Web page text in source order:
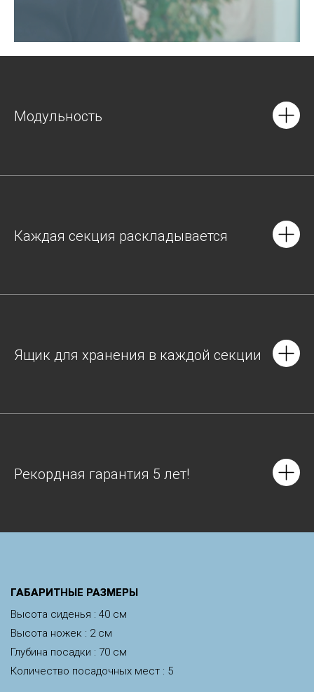
Модульность
Каждая секция раскладывается
Ящик для хранения в каждой секции
Рекордная гарантия 5 лет!
ГАБАРИТНЫЕ РАЗМЕРЫ
Высота сиденья : 40 см
Высота ножек : 2 см
Глубина посадки : 70 см
Количество посадочных мест : 5